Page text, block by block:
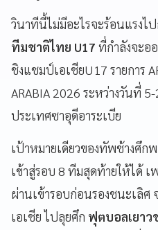
วินาทีนี้ไม่มีอะไรจะร้อนแรงไ
ทีมชาติไทย U17 ที่กำลังจะอ
ชิงแชมป์เอเชียU17 รายการ
ARABIA 2026 ระหว่างวันที่
ประเทศซาอุดีอาระเบีย
เป้าหมายเดียวของทัพช้างศึก
เข้าสู่รอบ 8 ทีมสุดท้ายให้ได้
ผ่านเข้ารอบก่อนรองชนะเลิ
เอเชีย ไปลุยศึก ฟุตบอลเยาว